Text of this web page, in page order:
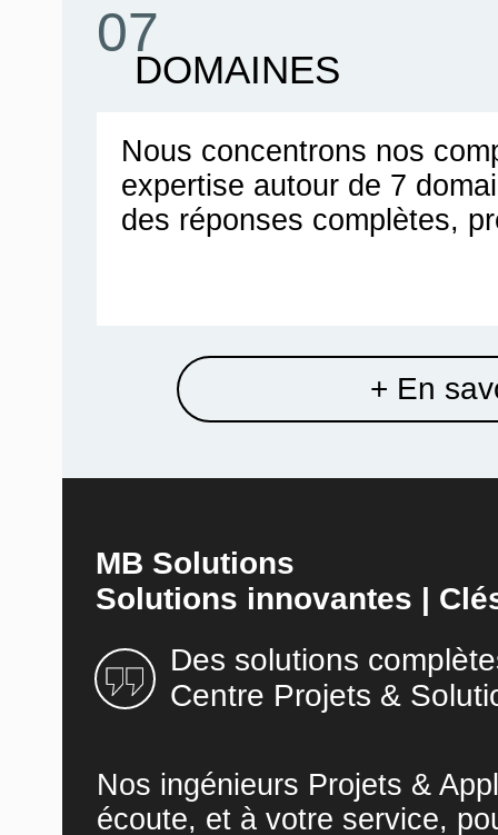
07
DOMAINES
Nous concentrons nos
expertise autour de 7
des réponses complètes,
+ En
MB Solutions
Solutions innovantes |
Des solutions
Centre Projets &
Nos ingénieurs Projets &
écoute, et à votre service,